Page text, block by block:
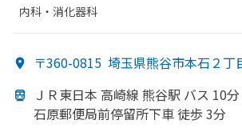
内科・​消化器科
〒360-0815 埼玉県熊谷市本石２丁
ＪＲ東日本 高崎線 熊谷駅 バス 10
石原郵便局前停留所下車 徒歩 3分